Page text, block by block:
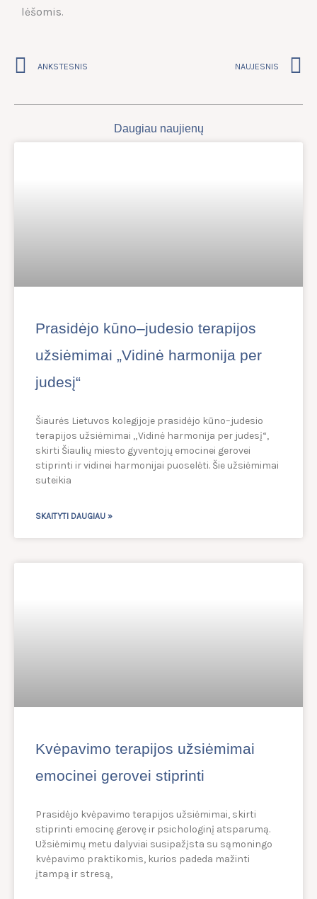
lėšomis.
Prev
ANKSTESNIS NAUJESNIS
Daugiau naujienų
Prasidėjo kūno–judesio terapijos
užsiėmimai „Vidinė harmonija per
judesį“
Šiaurės Lietuvos kolegijoje prasidėjo kūno–judesio
terapijos užsiėmimai „Vidinė harmonija per judesį“,
skirti Šiaulių miesto gyventojų emocinei gerovei
stiprinti ir vidinei harmonijai puoselėti. Šie užsiėmimai
suteikia
SKAITYTI DAUGIAU »
Kvėpavimo terapijos užsiėmimai
emocinei gerovei stiprinti
Prasidėjo kvėpavimo terapijos užsiėmimai, skirti
stiprinti emocinę gerovę ir psichologinį atsparumą.
Užsiėmimų metu dalyviai susipažįsta su sąmoningo
kvėpavimo praktikomis, kurios padeda mažinti
įtampą ir stresą,